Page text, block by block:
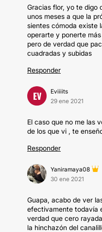
Gracias flor, yo te digo
unos meses a que la
sientes cómoda existe
operarte y ponerte
pero de verdad que
cuadradas y subidas
Responder
EV
Eviiiits
29 ene 2021
El caso que no me las
de los que vi , te
Responder
Yaniramaya08
30 ene 2021
Guapa, acabo de ver
efectivamente todavía
verdad que cero
la hinchazón del